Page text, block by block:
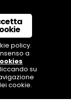
policy.
a
su
cookie.